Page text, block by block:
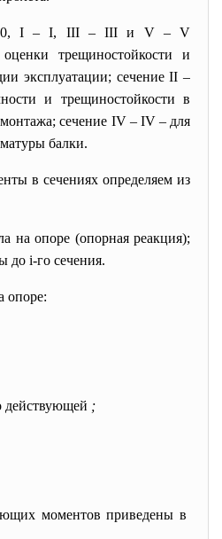
0, I – I, III – III и V – V
трещиностойкости и
эксплуатации; сечение II –
и трещиностойкости в
сечение IV – IV – для
балки.
в сечениях определяем из
на опоре (опорная реакция);
до i-го сечения.
опоре:
действующей ;
моментов приведены в